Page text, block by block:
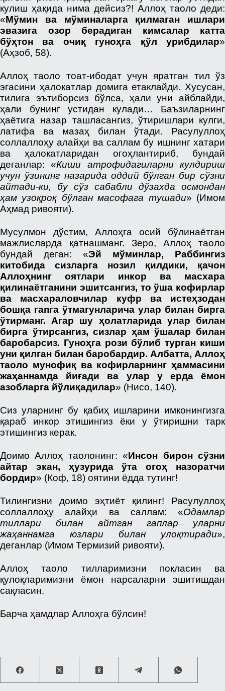
кулиш ҳақида нима дейсиз?! Аллоҳ таоло деди:
«Мўмин ва мўминаларга қилмаган ишлари
эвазига озор берадиган кимсалар катта
бўҳтон ва очиқ гуноҳга қўл урибдилар»
(Аҳзоб, 58).
Аллоҳ таоло тоат-ибодат учун яратган тил ўз
эгасини ҳалокатлар домига етаклайди. Хусусан,
тилига эътиборсиз бўлса, ҳали уни айблайди,
ҳали бунинг устидан кулади… Баъзиларнинг
ҳаётига назар ташласангиз, ўтиришлари кулги,
латифа ва мазаҳ билан ўтади. Расулуллоҳ
соллаллоҳу алайҳи ва саллам бу ишнинг хатари
ва ҳалокатларидан огоҳлантириб, бундай
деганлар: «Киши атрофидагиларни кулдириш
учун ўзининг назарида оддий бўлган бир сўзни
айтади-ки, бу сўз сабабли дўзахда осмондан
ҳам узоқроқ бўлган масофага тушади» (Имом
Аҳмад ривояти).
Мусулмон дўстим, Аллоҳга осий бўлинаётган
мажлисларда қатнашманг. Зеро, Аллоҳ таоло
бундай деган: «Эй мўминлар, Раббингиз
китобида сизларга нозил қилдики, қачон
Аллоҳнинг оятлари инкор ва масхара
қилинаётганини эшитсангиз, то ўша кофирлар
ва масхараловчилар куфр ва истеҳзодан
бошқа гапга ўтмагунларича улар билан бирга
ўтирманг. Агар шу ҳолатларида улар билан
бирга ўтирсангиз, сизлар ҳам ўшалар билан
баробарсиз. Гуноҳга рози бўлиб турган киши
уни қилган билан баробардир. Албатта, Аллоҳ
таоло мунофиқ ва кофирларнинг ҳаммасини
жаҳаннамда йиғади ва улар у ерда ёмон
азобларга йўлиқадилар» (Нисо, 140).
Сиз уларнинг бу қабиҳ ишларини имконингизга
қараб инкор этишингиз ёки у ўтиришни тарк
этишингиз керак.
Доимо Аллоҳ таолонинг: «Инсон бирон сўзни
айтар экан, ҳузурида ўта огоҳ назоратчи
бордир» (Коф, 18) оятини ёдда тутинг!
Тилингизни доимо эҳтиёт қилинг! Расулуллоҳ
соллаллоҳу алайҳи ва саллам: «Одамлар
тиллари билан айтган гаплар уларни
жаҳаннамга юзлари билан улоқтиради»,
деганлар (Имом Термизий ривояти).
Аллоҳ таоло тилларимизни покласин ва
қулоқларимизни ёмон нарсаларни эшитишдан
сақласин.
Барча ҳамдлар Аллоҳга бўлсин!